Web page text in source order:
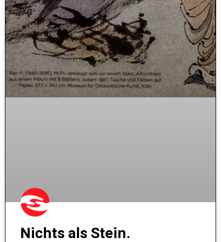
Nichts als Stein.